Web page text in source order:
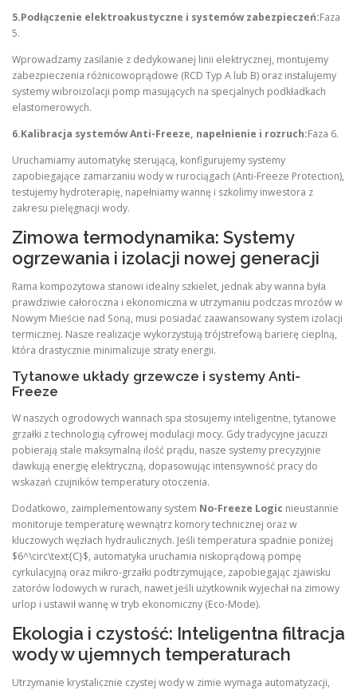
5.Podłączenie elektroakustyczne i systemów zabezpieczeń:Faza
5.
Wprowadzamy zasilanie z dedykowanej linii elektrycznej, montujemy
zabezpieczenia różnicowoprądowe (RCD Typ A lub B) oraz instalujemy
systemy wibroizolacji pomp masujących na specjalnych podkładkach
elastomerowych.
6.Kalibracja systemów Anti-Freeze, napełnienie i rozruch:Faza 6.
Uruchamiamy automatykę sterującą, konfigurujemy systemy
zapobiegające zamarzaniu wody w rurociągach (Anti-Freeze Protection),
testujemy hydroterapię, napełniamy wannę i szkolimy inwestora z
zakresu pielęgnacji wody.
Zimowa termodynamika: Systemy
ogrzewania i izolacji nowej generacji
Rama kompozytowa stanowi idealny szkielet, jednak aby wanna była
prawdziwie całoroczna i ekonomiczna w utrzymaniu podczas mrozów w
Nowym Mieście nad Soną, musi posiadać zaawansowany system izolacji
termicznej. Nasze realizacje wykorzystują trójstrefową barierę cieplną,
która drastycznie minimalizuje straty energii.
Tytanowe układy grzewcze i systemy Anti-
Freeze
W naszych ogrodowych wannach spa stosujemy inteligentne, tytanowe
grzałki z technologią cyfrowej modulacji mocy. Gdy tradycyjne jacuzzi
pobierają stale maksymalną ilość prądu, nasze systemy precyzyjnie
dawkują energię elektryczną, dopasowując intensywność pracy do
wskazań czujników temperatury otoczenia.
Dodatkowo, zaimplementowany system No-Freeze Logic nieustannie
monitoruje temperaturę wewnątrz komory technicznej oraz w
kluczowych węzłach hydraulicznych. Jeśli temperatura spadnie poniżej
$6^\circ\text{C}$, automatyka uruchamia niskoprądową pompę
cyrkulacyjną oraz mikro-grzałki podtrzymujące, zapobiegając zjawisku
zatorów lodowych w rurach, nawet jeśli użytkownik wyjechał na zimowy
urlop i ustawił wannę w tryb ekonomiczny (Eco-Mode).
Ekologia i czystość: Inteligentna filtracja
wody w ujemnych temperaturach
Utrzymanie krystalicznie czystej wody w zimie wymaga automatyzacji,